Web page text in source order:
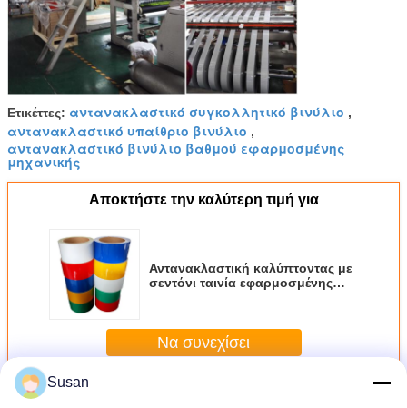
Ετικέττες: αντανακλαστικό συγκολλητικό βινύλιο ,
αντανακλαστικό υπαίθριο βινύλιο ,
αντανακλαστικό βινύλιο βαθμού εφαρμοσμένης
μηχανικής
Αποκτήστε την καλύτερη τιμή για
Αντανακλαστική καλύπτοντας με
σεντόνι ταινία εφαρμοσμένης
εκτύπωση οδοστρωμάτων
Να συνεχίσει
Περισσότεροι
Susan